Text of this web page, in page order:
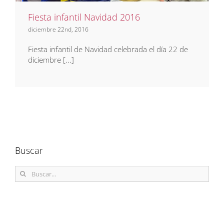
Fiesta infantil Navidad 2016
diciembre 22nd, 2016
Fiesta infantil de Navidad celebrada el día 22 de
diciembre [...]
Buscar
Buscar: